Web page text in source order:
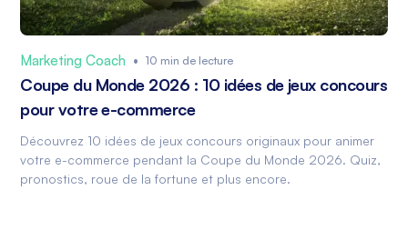
Marketing Coach • 10 min de lecture
Coupe du Monde 2026 : 10 idées de jeux concours
pour votre e-commerce
Découvrez 10 idées de jeux concours originaux pour animer
votre e-commerce pendant la Coupe du Monde 2026. Quiz,
pronostics, roue de la fortune et plus encore.